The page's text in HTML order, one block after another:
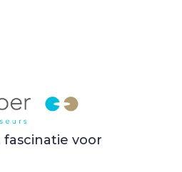
fascinatie voor